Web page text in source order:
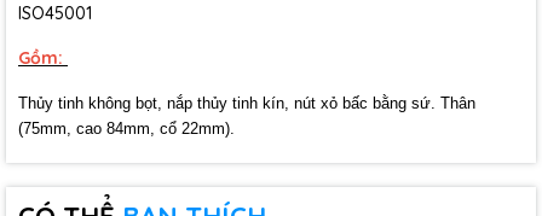
ISO45001
Gồm:
Thủy tinh không bọt, nắp thủy tinh kín, nút xỏ bấc bằng sứ. Thân
(75mm, cao 84mm, cổ 22mm).